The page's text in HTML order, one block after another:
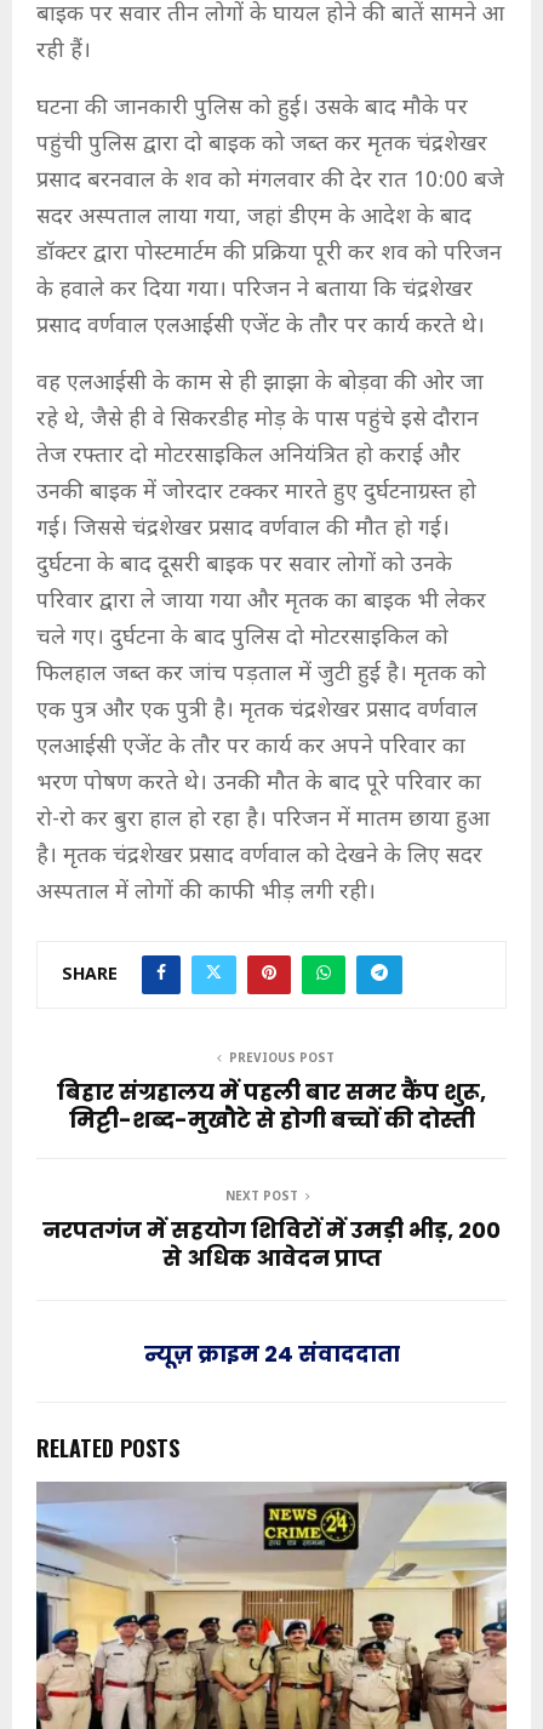
बाइक पर सवार तीन लोगों के घायल होने की बातें सामने आ
रही हैं।
घटना की जानकारी पुलिस को हुई। उसके बाद मौके पर
पहुंची पुलिस द्वारा दो बाइक को जब्त कर मृतक चंद्रशेखर
प्रसाद बरनवाल के शव को मंगलवार की देर रात 10:00 बजे
सदर अस्पताल लाया गया, जहां डीएम के आदेश के बाद
डॉक्टर द्वारा पोस्टमार्टम की प्रक्रिया पूरी कर शव को परिजन
के हवाले कर दिया गया। परिजन ने बताया कि चंद्रशेखर
प्रसाद वर्णवाल एलआईसी एजेंट के तौर पर कार्य करते थे।
वह एलआईसी के काम से ही झाझा के बोड़वा की ओर जा
रहे थे, जैसे ही वे सिकरडीह मोड़ के पास पहुंचे इसे दौरान
तेज रफ्तार दो मोटरसाइकिल अनियंत्रित हो कराई और
उनकी बाइक में जोरदार टक्कर मारते हुए दुर्घटनाग्रस्त हो
गई। जिससे चंद्रशेखर प्रसाद वर्णवाल की मौत हो गई।
दुर्घटना के बाद दूसरी बाइक पर सवार लोगों को उनके
परिवार द्वारा ले जाया गया और मृतक का बाइक भी लेकर
चले गए। दुर्घटना के बाद पुलिस दो मोटरसाइकिल को
फिलहाल जब्त कर जांच पड़ताल में जुटी हुई है। मृतक को
एक पुत्र और एक पुत्री है। मृतक चंद्रशेखर प्रसाद वर्णवाल
एलआईसी एजेंट के तौर पर कार्य कर अपने परिवार का
भरण पोषण करते थे। उनकी मौत के बाद पूरे परिवार का
रो-रो कर बुरा हाल हो रहा है। परिजन में मातम छाया हुआ
है। मृतक चंद्रशेखर प्रसाद वर्णवाल को देखने के लिए सदर
अस्पताल में लोगों की काफी भीड़ लगी रही।
SHARE
PREVIOUS POST
बिहार संग्रहालय में पहली बार समर कैंप शुरू,
मिट्टी-शब्द-मुखौटे से होगी बच्चों की दोस्ती
NEXT POST
नरपतगंज में सहयोग शिविरों में उमड़ी भीड़, 200
से अधिक आवेदन प्राप्त
न्यूज़ क्राइम 24 संवाददाता
RELATED POSTS